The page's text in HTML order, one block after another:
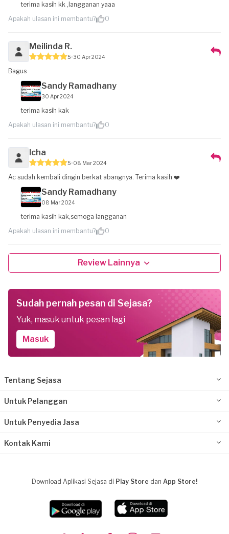
terima kasih kk ,langganan yaaa
Apakah ulasan ini membantu?
0
Meilinda R.
5 30 Apr 2024
Bagus
Sandy Ramadhany
30 Apr 2024
terima kasih kak
Apakah ulasan ini membantu?
0
Icha
5 08 Mar 2024
Ac sudah kembali dingin berkat abangnya. Terima kasih ❤️
Sandy Ramadhany
08 Mar 2024
terima kasih kak,semoga langganan
Apakah ulasan ini membantu?
0
Review Lainnya
Sudah pernah pesan di Sejasa?
Yuk, masuk untuk pesan lagi
Masuk
Tentang Sejasa
Untuk Pelanggan
Untuk Penyedia Jasa
Kontak Kami
Download Aplikasi Sejasa di Play Store dan App Store!